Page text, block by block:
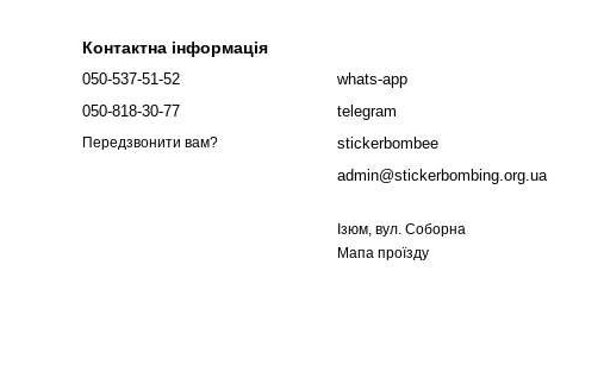
Контактна інформація
050-537-51-52
050-818-30-77
Передзвонити вам?
whats-app
telegram
stickerbombee
admin@stickerbombing.org.ua
Ізюм, вул. Соборна
Мапа проїзду